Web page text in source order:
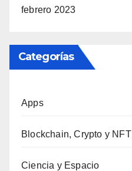
febrero 2023
Categorías
Apps
Blockchain, Crypto y NFT
Ciencia y Espacio